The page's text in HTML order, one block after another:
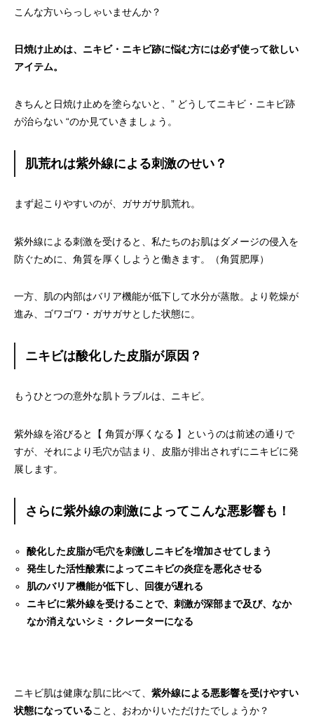
こんな方いらっしゃいませんか？
日焼け止めは、ニキビ・ニキビ跡に悩む方には必ず使って欲しい
アイテム。
きちんと日焼け止めを塗らないと、” どうしてニキビ・ニキビ跡
が治らない “のか見ていきましょう。
肌荒れは紫外線による刺激のせい？
まず起こりやすいのが、ガサガサ肌荒れ。
紫外線による刺激を受けると、私たちのお肌はダメージの侵入を
防ぐために、角質を厚くしようと働きます。（角質肥厚）
一方、肌の内部はバリア機能が低下して水分が蒸散。より乾燥が
進み、ゴワゴワ・ガサガサとした状態に。
ニキビは酸化した皮脂が原因？
もうひとつの意外な肌トラブルは、ニキビ。
紫外線を浴びると【 角質が厚くなる 】というのは前述の通りで
すが、それにより毛穴が詰まり、皮脂が排出されずにニキビに発
展します。
さらに紫外線の刺激によってこんな悪影響も！
酸化した皮脂が毛穴を刺激しニキビを増加させてしまう
発生した活性酸素によってニキビの炎症を悪化させる
肌のバリア機能が低下し、回復が遅れる
ニキビに紫外線を受けることで、刺激が深部まで及び、なか
なか消えないシミ・クレーターになる
ニキビ肌は健康な肌に比べて、 紫外線による悪影響を受けやすい
状態になっていること、おわかりいただけたでしょうか？